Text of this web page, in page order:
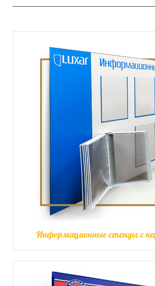
Информационные стенды с